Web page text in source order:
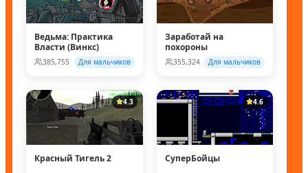
Ведьма: Практика
Власти (Винкс)
385,755 Для мальчиков
Заработай на
похороны
355,324 Для мальчиков
4.3
Красный Тигель 2
4.6
СуперБойцы